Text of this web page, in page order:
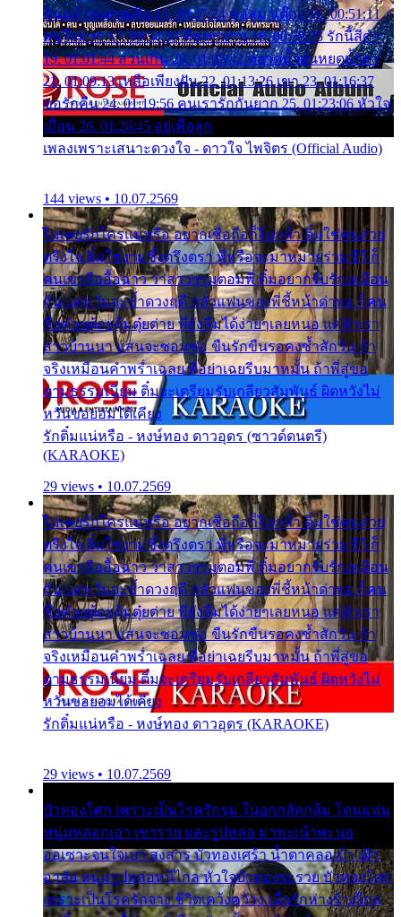
ฉันแล้วจงตายเสีย 15. 00:47:24 ขอสูมาเต๊อะ 16. 00:51:11
คนใจมาร 17. 00:54:50 คืนทรมาน 18. 00:58:25 รักนี้สีดำ
19. 01:01:44 ส่วนเกิน 20. 01:05:42 หยาดน้ำฝนหยดน้ำตา
21. 01:09:13 เหลือเพียงฝัน 22. 01:13:26 เขา 23. 01:16:37
ขอรักคืน 24. 01:19:56 คนเรารักกันยาก 25. 01:23:06 หัวใจ
เถื่อน 26. 01:26:45 อยู่เพื่อลูก
เพลงเพราะเสนาะดวงใจ - ดาวใจ ไพจิตร (Official Audio)
144 views • 10.07.2569
ไม่เคยรักใครแน่หรือ อยากเชื่อถือก็ไม่กล้า ติ๋มใช่คนสวย
ตรึงใจ ติ๋มใช่งามซึ้งตรึงตรา พี่หรือจะมาหมายร่วมชีวี ก็
คนเขาลืออื้อฉาว ว่าสาวๆรุมตอมพี่ ติ๋มอยากรับรักเหมือน
กัน แต่หวั่นจะช้ำดวงฤดี กลัวแฟนของพี่ชี้หน้าด่าทอ ก็คน
ชื่อต๋อยต้อยตุ้มตุ๋ยต่าย พี่ยังลืมได้ง่ายๆเลยหนอ แค่ตัวเรา
สาวบ้านนา แสนจะซอมซ่อ ขืนรักขืนรอคงช้ำสักวัน ถ้า
จริงเหมือนคำพร่ำเฉลย พี่อย่าเฉยรีบมาหมั้น ถ้าพี่สู่ขอ
ตามธรรมเนียม ติ๋มจะเตรียมรับเกลียวสัมพันธ์ ผิดหวังไม่
หวั่นขอยอมได้เคียง
รักติ๋มแน่หรือ - หงษ์ทอง ดาวอุดร (ซาวด์ดนตรี)
(KARAOKE)
29 views • 10.07.2569
ไม่เคยรักใครแน่หรือ อยากเชื่อถือก็ไม่กล้า ติ๋มใช่คนสวย
ตรึงใจ ติ๋มใช่งามซึ้งตรึงตรา พี่หรือจะมาหมายร่วมชีวี ก็
คนเขาลืออื้อฉาว ว่าสาวๆรุมตอมพี่ ติ๋มอยากรับรักเหมือน
กัน แต่หวั่นจะช้ำดวงฤดี กลัวแฟนของพี่ชี้หน้าด่าทอ ก็คน
ชื่อต๋อยต้อยตุ้มตุ๋ยต่าย พี่ยังลืมได้ง่ายๆเลยหนอ แค่ตัวเรา
สาวบ้านนา แสนจะซอมซ่อ ขืนรักขืนรอคงช้ำสักวัน ถ้า
จริงเหมือนคำพร่ำเฉลย พี่อย่าเฉยรีบมาหมั้น ถ้าพี่สู่ขอ
ตามธรรมเนียม ติ๋มจะเตรียมรับเกลียวสัมพันธ์ ผิดหวังไม่
หวั่นขอยอมได้เคียง
รักติ๋มแน่หรือ - หงษ์ทอง ดาวอุดร (KARAOKE)
29 views • 10.07.2569
บัวทองโศก เพราะเป็นโรครักรุม ในอกกลัดกลุ้ม โดนแฟน
หนุ่มหลอกเอา เขารวย และรูปหล่อ มาพะเน้าพะนอ
ออเซาะจนใจเบา สงสาร บัวทองเศร้า น้ำตาคลอเบ้า เฝ้า
อาลัย หนุ่มรูปหล่อหนีไกล หัวใจบัวทองระรวย บัวทองโศก
เพราะเป็นโรครักจาง ชีวิตเคว้งคว้าง เมื่อรักห่างร้างไกล